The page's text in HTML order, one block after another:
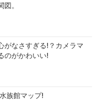
。
がなさすぎる!？カメラマ
のがかわいい!
族館マップ!